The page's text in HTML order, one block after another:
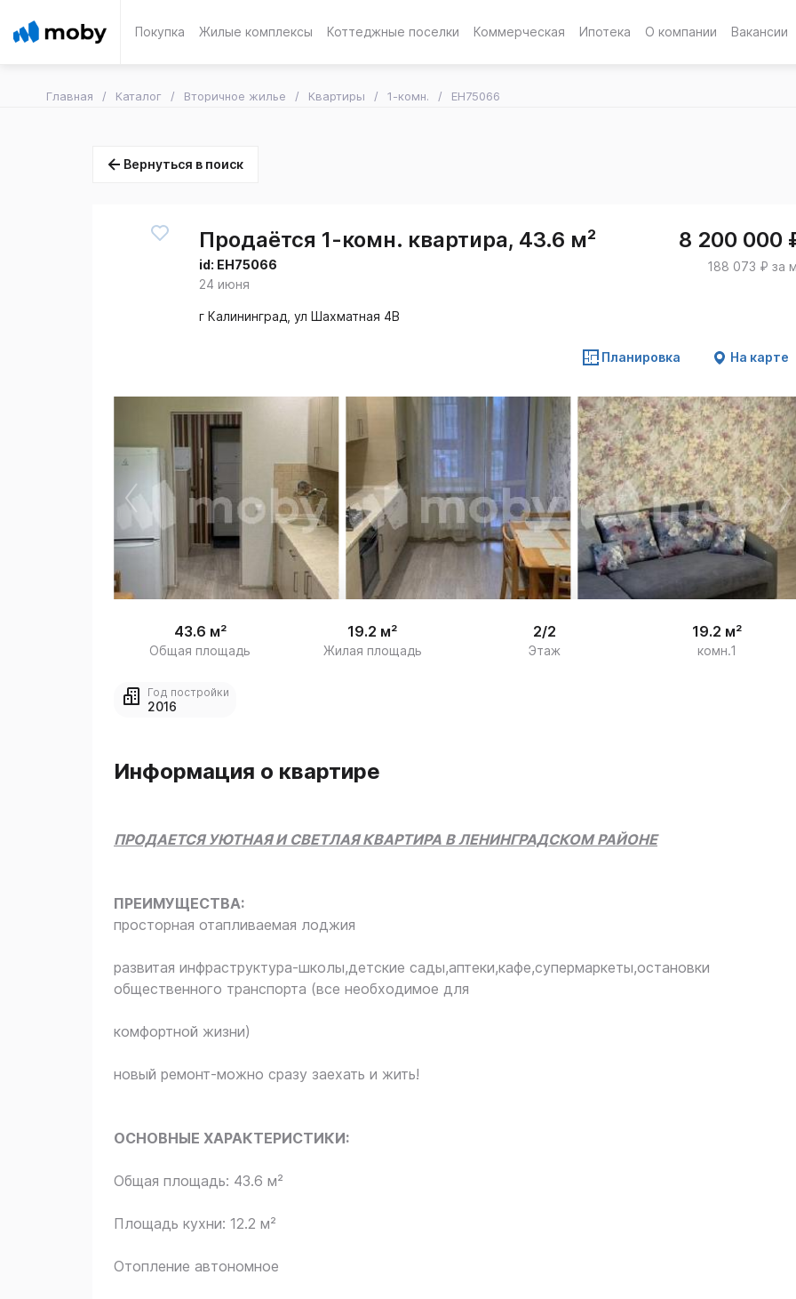
Покупка Жилые комплексы Коттеджные поселки Коммерческая Ипотека О компании Вакансии
Главная Каталог Вторичное жилье Квартиры 1-комн. EH75066
Вернуться в поиск
Продаётся 1-комн. квартира, 43.6 м²
id: EH75066
24 июня
8 200 000
188 073 ₽ за
г Калининград, ул Шахматная 4В
Планировка На карте
1
/
14
43.6 м²
Общая площадь
19.2 м²
Жилая площадь
2/2
Этаж
19.2 м²
комн.1
Год постройки
2016
Информация о квартире
ПРОДАЕТСЯ УЮТНАЯ И СВЕТЛАЯ КВАРТИРА В ЛЕНИНГРАДСКОМ РАЙОНЕ
ПРЕИМУЩЕСТВА:
просторная отапливаемая лоджия
развитая инфраструктура-школы,детские сады,аптеки,кафе,супермаркеты,остановки
общественного транспорта (все необходимое для
комфортной жизни)
новый ремонт-можно сразу заехать и жить!
ОСНОВНЫЕ ХАРАКТЕРИСТИКИ:
Общая площадь: 43.6 м²
Площадь кухни: 12.2 м²
Отопление автономное